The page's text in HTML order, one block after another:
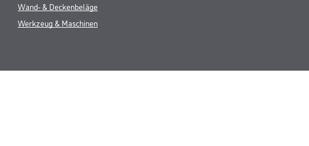
Wand- & Deckenbeläge
Werkzeug & Maschinen